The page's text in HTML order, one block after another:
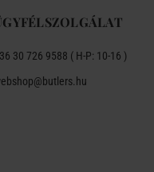
30 726 9588 ( H-P: 10-16 )